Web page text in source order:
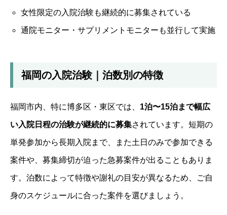
女性限定の入院治験も継続的に募集されている
通院モニター・サプリメントモニターも並行して実施
福岡の入院治験｜泊数別の特徴
福岡市内、特に博多区・東区では、 1泊〜15泊まで幅広
い入院日程の治験が継続的に募集されています。短期の
単発参加から長期入院まで、また土日のみで参加できる
案件や、募集締切が迫った急募案件が出ることもありま
す。泊数によって特徴や謝礼の目安が異なるため、ご自
身のスケジュールに合った案件を選びましょう。